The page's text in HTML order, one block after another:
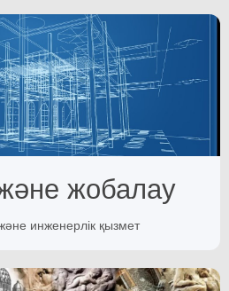
жобалау
инженерлік қызмет